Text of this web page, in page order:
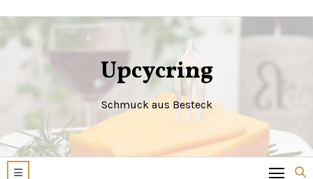
Inhalt
springen
Upcycring
Schmuck aus Besteck